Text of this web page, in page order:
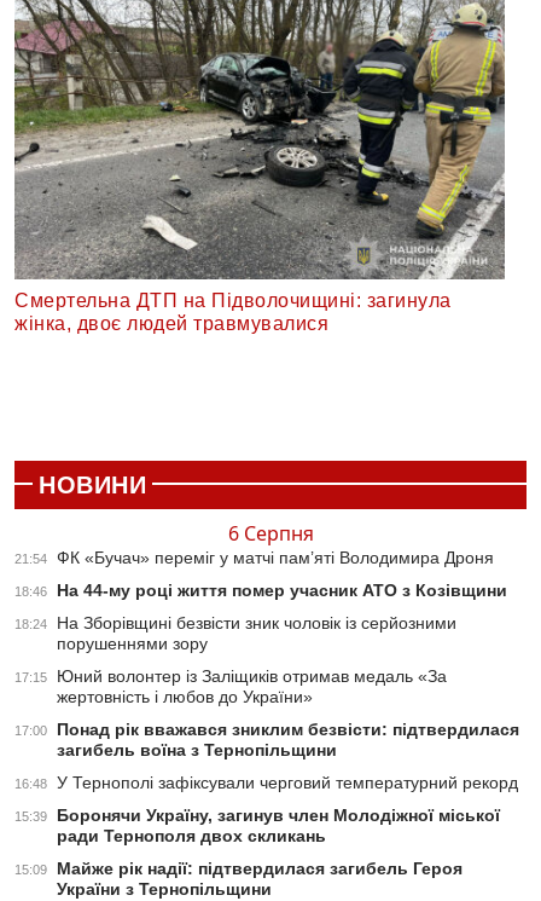
Смертельна ДТП на Підволочищині: загинула
жінка, двоє людей травмувалися
НОВИНИ
6 Серпня
21:54 ФК «Бучач» переміг у матчі пам’яті Володимира Дроня
18:46 На 44-му році життя помер учасник АТО з Козівщини
18:24
На Зборівщині безвісти зник чоловік із серйозними
порушеннями зору
17:15
Юний волонтер із Заліщиків отримав медаль «За
жертовність і любов до України»
17:00
Понад рік вважався зниклим безвісти: підтвердилася
загибель воїна з Тернопільщини
16:48 У Тернополі зафіксували черговий температурний рекорд
15:39
Боронячи Україну, загинув член Молодіжної міської
ради Тернополя двох скликань
15:09
Майже рік надії: підтвердилася загибель Героя
України з Тернопільщини